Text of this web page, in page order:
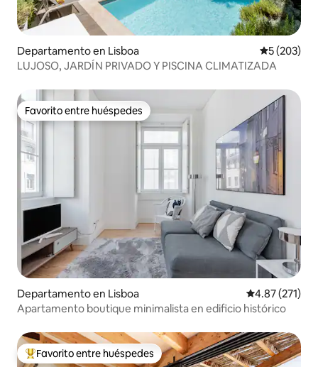
Departamento en Lisboa
5 (203)
LUJOSO, JARDÍN PRIVADO Y PISCINA CLIMATIZADA
Favorito entre huéspedes
Favorito entre huéspedes
Departamento en Lisboa Calificación
4.87 (271)
Apartamento boutique minimalista en edificio histórico
De los mejores en Favorito entre huéspedes
Favorito entre huéspedes